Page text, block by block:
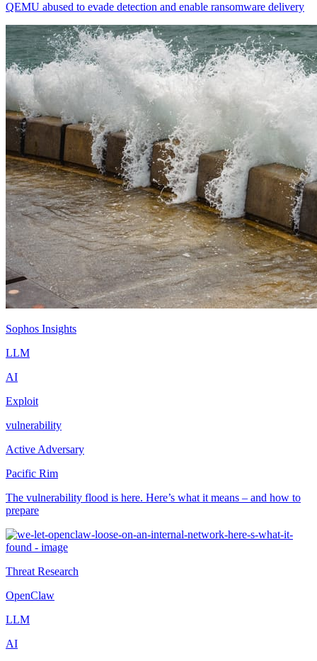
QEMU abused to evade detection and enable ransomware delivery
Sophos Insights
LLM
AI
Exploit
vulnerability
Active Adversary
Pacific Rim
The vulnerability flood is here. Here’s what it means – and how to
prepare
Threat Research
OpenClaw
LLM
AI